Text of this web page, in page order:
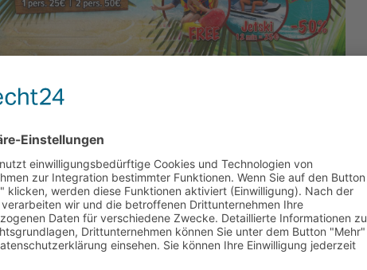
Urlaub zur Maspalomas Winter
hinaus werden viele der beliebten Gay Resorts und Hotels
wieder...
direkt das Team von Gay- Maspalomas (per E-Mail oder
zusammenstellen können.
durchschauen (siehe Link unten) und solltest Du